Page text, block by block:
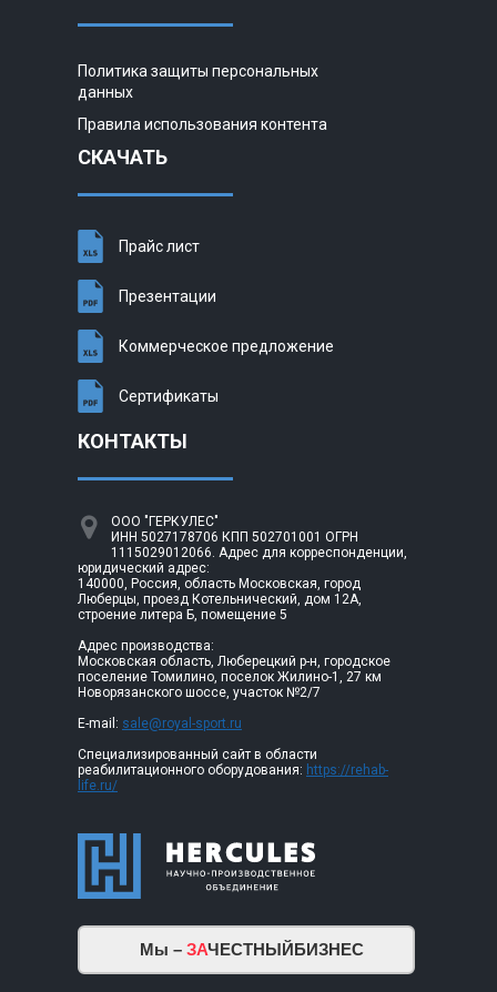
Политика защиты персональных
данных
Правила использования контента
СКАЧАТЬ
Прайс лист
Презентации
Коммерческое предложение
Сертификаты
КОНТАКТЫ
ООО "ГЕРКУЛЕС"
ИНН 5027178706 КПП 502701001 ОГРН
1115029012066. Адрес для корреспонденции,
юридический адрес:
140000, Россия, область Московская, город
Люберцы, проезд Котельнический, дом 12А,
строение литера Б, помещение 5
Адрес производства:
Московская область, Люберецкий р-н, городское
поселение Томилино, поселок Жилино-1, 27 км
Новорязанского шоссе, участок №2/7
E-mail: sale@royal-sport.ru
Специализированный сайт в области
реабилитационного оборудования: https://rehab-
life.ru/
Мы – ЗАЧЕСТНЫЙБИЗНЕС